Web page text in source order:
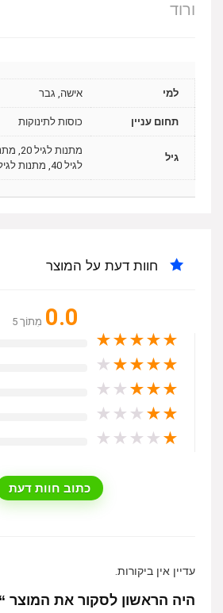
ורוד
למי אישה, גבר
תחום עניין כוסות לתינוקות
גיל
לגיל 40, מתנות לגיל 50
חוות דעת על המוצר
0.0 מִתוֹך 5
★
★
★
★
★
★
★
★
★
★
★
★
★
★
★
★
★
★
★
★
★
★
★
★
★
כתוב חוות דעת
עדיין אין ביקורות.